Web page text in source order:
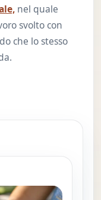
nel quale
svolto con
che lo stesso